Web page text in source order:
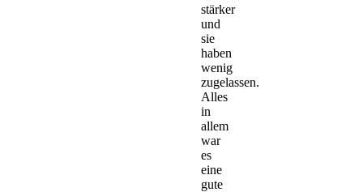
stärker
und
sie
haben
wenig
zugelassen.
Alles
in
allem
war
es
eine
gute